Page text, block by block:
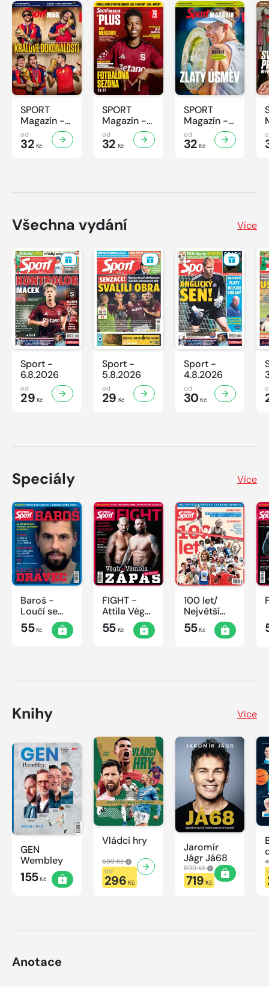
SPORT
Magazín -
31/2026
od
32 Kč
SPORT
Magazín -
30/2026
od
32 Kč
SPORT
Magazín -
29/2026
od
32 Kč
Všechna vydání Více
Sport -
6.8.2026
od
29 Kč
Sport -
5.8.2026
od
29 Kč
Sport -
4.8.2026
od
30Kč
Speciály Více
Baroš -
Loučí se
dravec
55Kč
FIGHT -
Attila Végh
vs. Karlos
Vémola
55Kč
100 let/
Největší
okamžiky
českého
55Kč
Knihy Více
GEN
Wembley
155Kč
Vládci hry
599 Kč
od
296 Kč
Jaromír
Jágr Já68
899 Kč
719 Kč
Anotace